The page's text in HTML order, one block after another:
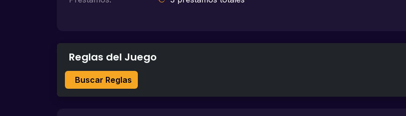
Reglas del Juego
Buscar Reglas